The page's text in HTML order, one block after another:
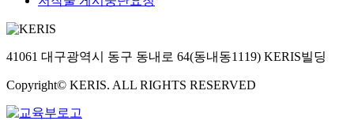
41061 대구광역시 동구 동내로 64(동내동1119) KERIS빌딩
Copyright© KERIS. ALL RIGHTS RESERVED